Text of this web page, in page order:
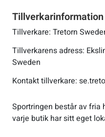
Tillverkarinformation
Tillverkare: Tretorn
Tillverkarens adress:
Sweden
Kontakt tillverkare:
Sportringen består av fria
varje butik har sitt eget